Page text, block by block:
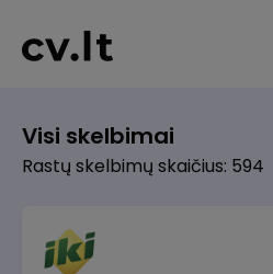
Visi skelbimai
Rastų skelbimų skaičius: 594